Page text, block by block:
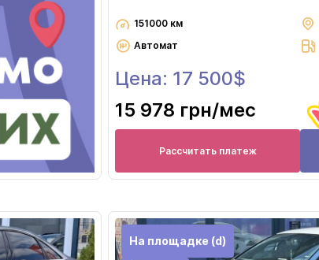
151000 км
Автомат
Цена: 17 500$
15 978 грн/мес
Рассчитать платеж
На площадке (d)